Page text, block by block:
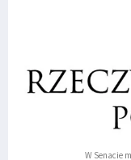
W Senacie